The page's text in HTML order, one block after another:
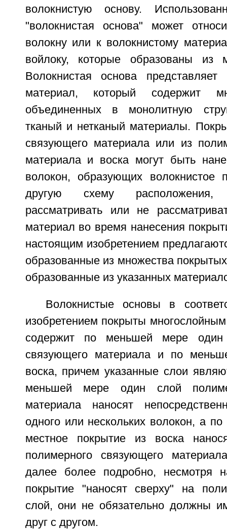
волокнистую основу.
"волокнистая основа" может
волокну или к волокнистому
войлоку, которые образованы из
Волокнистая основа представляет
материал, который содержит
объединенных в монолитную
тканый и нетканый материалы.
связующего материала или из
материала и воска могут быть
волокон, образующих волокнистое
другую схему
рассматривать или не
материал во время нанесения
настоящим изобретением
образованные из множества
образованные из указанных
Волокнистые основы в
изобретением покрыты
содержит по меньшей мере один
связующего материала и по
воска, причем указанные слои
меньшей мере один слой
материала наносят
одного или нескольких волокон, а
местное покрытие из воска
полимерного связующего
далее более подробно, несмотря
покрытие "наносят сверху" на
слой, они не обязательно должны
друг с другом.